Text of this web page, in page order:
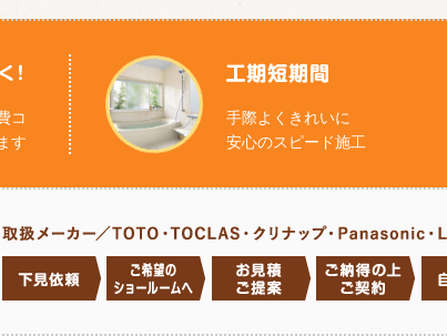
コ
す
手際よくきれいに
安心のスピード施工